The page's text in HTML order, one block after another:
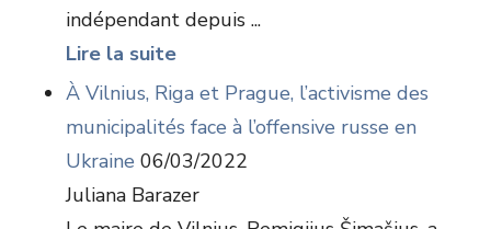
indépendant depuis ...
Lire la suite
À Vilnius, Riga et Prague, l’activisme des
municipalités face à l’offensive russe en
Ukraine 06/03/2022
Juliana Barazer